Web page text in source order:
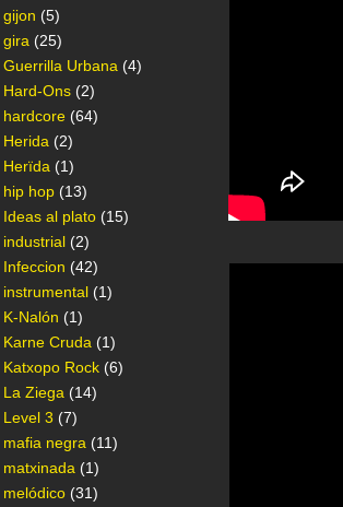
gijon (5)
gira (25)
Guerrilla Urbana (4)
Hard-Ons (2)
hardcore (64)
Herida (2)
Herïda (1)
hip hop (13)
Ideas al plato (15)
industrial (2)
Infeccion (42)
instrumental (1)
K-Nalón (1)
Karne Cruda (1)
Katxopo Rock (6)
La Ziega (14)
Level 3 (7)
mafia negra (11)
matxinada (1)
melódico (31)